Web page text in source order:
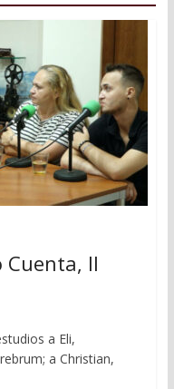
Cuenta, II
a Eli,
a Christian,